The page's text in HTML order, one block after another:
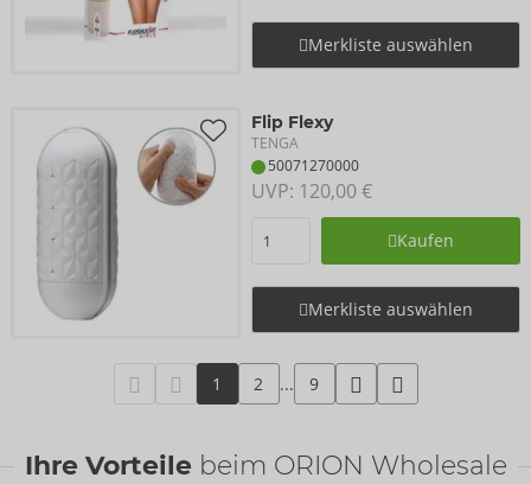
Merkliste auswählen
Flip Flexy
TENGA
50071270000
UVP: 120,00 €
Kaufen
Merkliste auswählen
1 2 ... 9
Ihre Vorteile beim ORION Wholesale